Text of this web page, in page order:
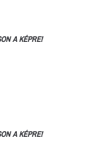
A KÉPRE!
A KÉPRE!